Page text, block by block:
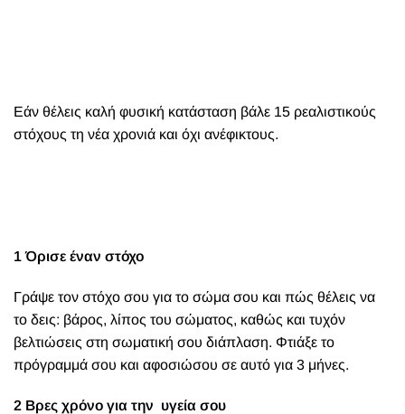
Εάν θέλεις καλή φυσική κατάσταση βάλε 15 ρεαλιστικούς
στόχους τη νέα χρονιά και όχι ανέφικτους.
1 Όρισε έναν στόχο
Γράψε τον στόχο σου για το σώμα σου και πώς θέλεις να
το δεις: βάρος, λίπος του σώματος, καθώς και τυχόν
βελτιώσεις στη σωματική σου διάπλαση. Φτιάξε το
πρόγραμμά σου και αφοσιώσου σε αυτό για 3 μήνες.
2 Βρες χρόνο για την υγεία σου